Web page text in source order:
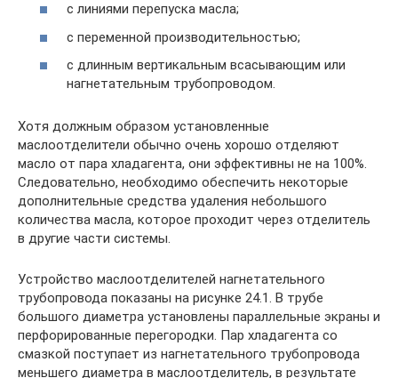
с линиями перепуска масла;
с переменной производительностью;
с длинным вертикальным всасывающим или
нагнетательным трубопроводом.
Хотя должным образом установленные
маслоотделители обычно очень хорошо отделяют
масло от пара хладагента, они эффективны не на 100%.
Следовательно, необходимо обеспечить некоторые
дополнительные средства удаления небольшого
количества масла, которое проходит через отделитель
в другие части системы.
Устройство маслоотделителей нагнетательного
трубопровода показаны на рисунке 24.1. В трубе
большого диаметра установлены параллельные экраны и
перфорированные перегородки. Пар хладагента со
смазкой поступает из нагнетательного трубопровода
меньшего диаметра в маслоотделитель, в результате